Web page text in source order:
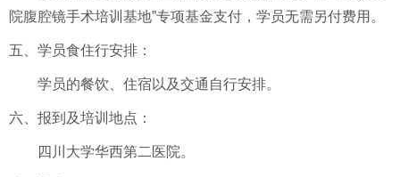
院腹腔镜手术培训基地”专项基金支付，学员无需另付费用。
五、学员食住行安排：
学员的餐饮、住宿以及交通自行安排。
六、报到及培训地点：
四川大学华西第二医院。